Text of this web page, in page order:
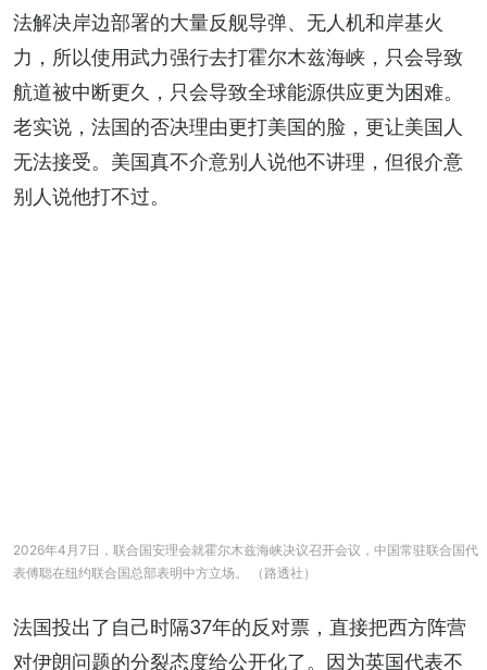
法解决岸边部署的大量反舰导弹、无人机和岸基火
力，所以使用武力强行去打霍尔木兹海峡，只会导致
航道被中断更久，只会导致全球能源供应更为困难。
老实说，法国的否决理由更打美国的脸，更让美国人
无法接受。美国真不介意别人说他不讲理，但很介意
别人说他打不过。
2026年4月7日，联合国安理会就霍尔木兹海峡决议召开会议，中国常驻联合国代
表傅聪在纽约联合国总部表明中方立场。 （路透社）
法国投出了自己时隔37年的反对票，直接把西方阵营
对伊朗问题的分裂态度给公开化了。因为英国代表不